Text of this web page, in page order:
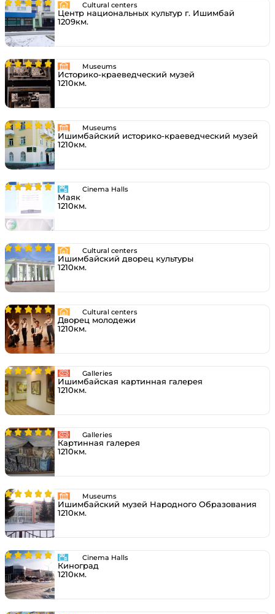
Cultural centers
Центр национальных культур г. Ишимбай
1209км.
Museums
Историко-краеведческий музей
1210км.
Museums
Ишимбайский историко-краеведческий музей
1210км.
Cinema Halls
Маяк
1210км.
Cultural centers
Ишимбайский дворец культуры
1210км.
Cultural centers
Дворец молодежи
1210км.
Galleries
Ишимбайская картинная галерея
1210км.
Galleries
Картинная галерея
1210км.
Museums
Ишимбайский музей Народного Образования
1210км.
Cinema Halls
Киноград
1210км.